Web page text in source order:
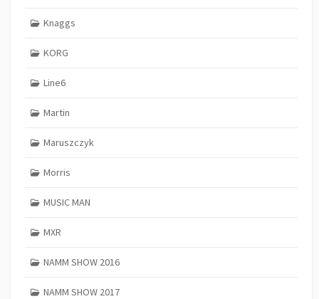
Knaggs
KORG
Line6
Martin
Maruszczyk
Morris
MUSIC MAN
MXR
NAMM SHOW 2016
NAMM SHOW 2017